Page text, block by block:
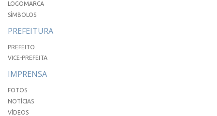
LOGOMARCA
SÍMBOLOS
PREFEITURA
PREFEITO
VICE-PREFEITA
IMPRENSA
FOTOS
NOTÍCIAS
VÍDEOS